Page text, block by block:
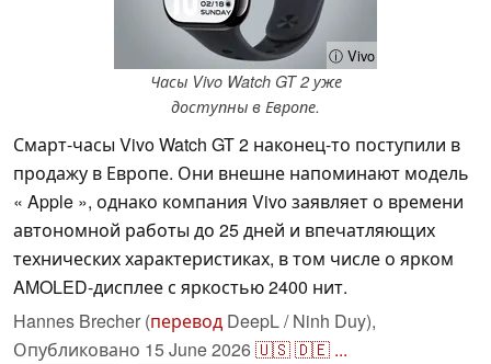
ⓘ Vivo
Часы Vivo Watch GT 2 уже
доступны в Европе.
Смарт-часы Vivo Watch GT 2 наконец-то поступили в
продажу в Европе. Они внешне напоминают модель
« Apple », однако компания Vivo заявляет о времени
автономной работы до 25 дней и впечатляющих
технических характеристиках, в том числе о ярком
AMOLED-дисплее с яркостью 2400 нит.
Hannes Brecher (перевод DeepL / Ninh Duy),
Опубликовано 15 June 2026🇺🇸🇩🇪 ...